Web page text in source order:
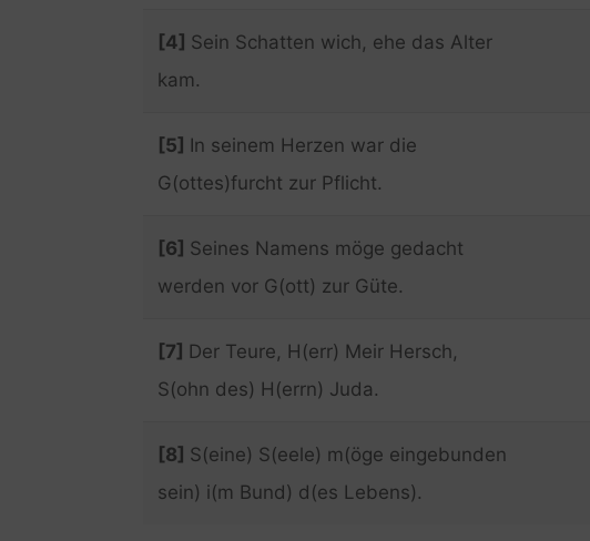
[4] Sein Schatten wich, ehe das Alter
kam.
[5] In seinem Herzen war die
G(ottes)furcht zur Pflicht.
[6] Seines Namens möge gedacht
werden vor G(ott) zur Güte.
[7] Der Teure, H(err) Meir Hersch,
S(ohn des) H(errn) Juda.
[8] S(eine) S(eele) m(öge eingebunden
sein) i(m Bund) d(es Lebens).